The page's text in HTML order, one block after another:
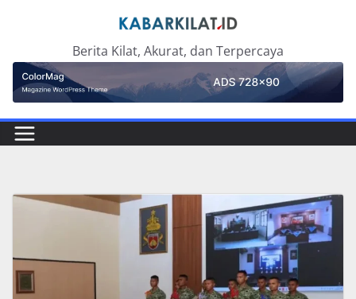
Berita Kilat, Akurat, dan Terpercaya